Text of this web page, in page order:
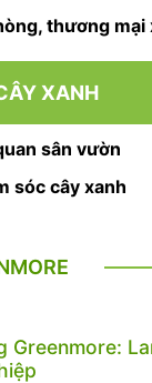
thương mại
XANH
sân vườn
sóc cây xanh
Greenmore: